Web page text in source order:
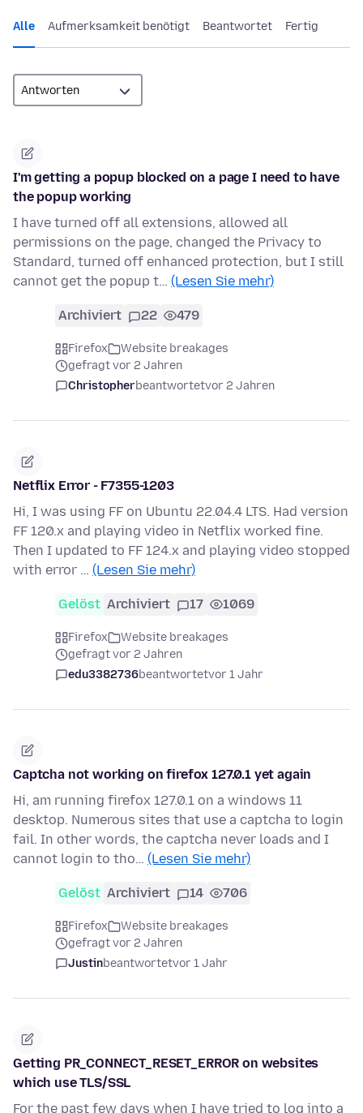
Alle Aufmerksamkeit benötigt Beantwortet Fertig
I'm getting a popup blocked on a page I need to have
the popup working
I have turned off all extensions, allowed all
permissions on the page, changed the Privacy to
Standard, turned off enhanced protection, but I still
cannot get the popup t… (Lesen Sie mehr)
Archiviert 22 479
Firefox
Website breakages
gefragt vor 2 Jahren
Christopherbeantwortetvor 2 Jahren
Netflix Error - F7355-1203
Hi, I was using FF on Ubuntu 22.04.4 LTS. Had version
FF 120.x and playing video in Netflix worked fine.
Then I updated to FF 124.x and playing video stopped
with error … (Lesen Sie mehr)
Gelöst Archiviert 17 1069
Firefox
Website breakages
gefragt vor 2 Jahren
edu3382736beantwortetvor 1 Jahr
Captcha not working on firefox 127.0.1 yet again
Hi, am running firefox 127.0.1 on a windows 11
desktop. Numerous sites that use a captcha to login
fail. In other words, the captcha never loads and I
cannot login to tho… (Lesen Sie mehr)
Gelöst Archiviert 14 706
Firefox
Website breakages
gefragt vor 2 Jahren
Justinbeantwortetvor 1 Jahr
Getting PR_CONNECT_RESET_ERROR on websites
which use TLS/SSL
For the past few days when I have tried to log into a